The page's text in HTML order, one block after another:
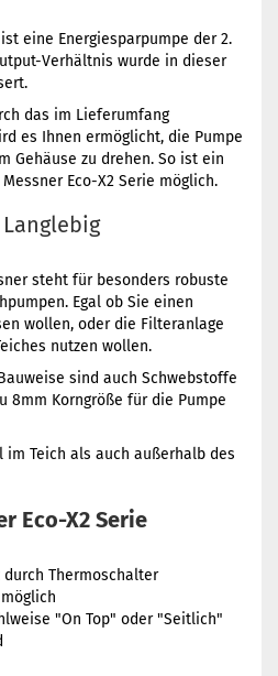
eine Energiesparpumpe der 2.
Verhältnis wurde in dieser
das im Lieferumfang
es Ihnen ermöglicht, die Pumpe
Gehäuse zu drehen. So ist ein
Eco-X2 Serie möglich.
steht für besonders robuste
Egal ob Sie einen
wollen, oder die Filteranlage
nutzen wollen.
sind auch Schwebstoffe
8mm Korngröße für die Pumpe
im Teich als auch außerhalb des
Eco-X2 Serie
Thermoschalter
"On Top" oder "Seitlich"